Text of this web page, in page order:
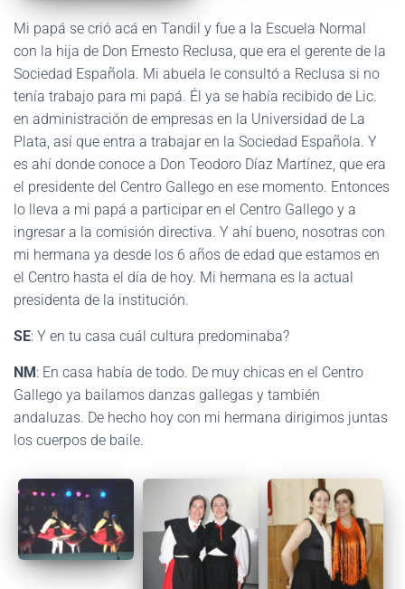
Mi papá se crió acá en Tandil y fue a la Escuela Normal
con la hija de Don Ernesto Reclusa, que era el gerente de la
Sociedad Española. Mi abuela le consultó a Reclusa si no
tenía trabajo para mi papá. Él ya se había recibido de Lic.
en administración de empresas en la Universidad de La
Plata, así que entra a trabajar en la Sociedad Española. Y
es ahí donde conoce a Don Teodoro Díaz Martínez, que era
el presidente del Centro Gallego en ese momento. Entonces
lo lleva a mi papá a participar en el Centro Gallego y a
ingresar a la comisión directiva. Y ahí bueno, nosotras con
mi hermana ya desde los 6 años de edad que estamos en
el Centro hasta el día de hoy. Mi hermana es la actual
presidenta de la institución.
SE: Y en tu casa cuál cultura predominaba?
NM: En casa había de todo. De muy chicas en el Centro
Gallego ya bailamos danzas gallegas y también
andaluzas. De hecho hoy con mi hermana dirigimos juntas
los cuerpos de baile.